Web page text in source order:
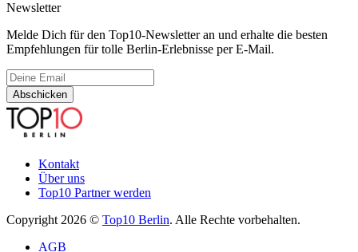
Newsletter
Melde Dich für den Top10-Newsletter an und erhalte die besten
Empfehlungen für tolle Berlin-Erlebnisse per E-Mail.
Abschicken
Kontakt
Über uns
Top10 Partner werden
Copyright 2026 © Top10 Berlin. Alle Rechte vorbehalten.
AGB